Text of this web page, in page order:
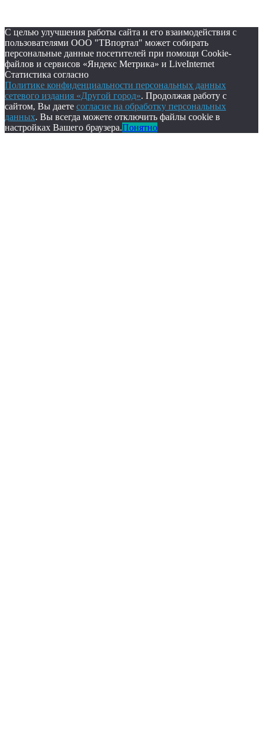
С целью улучшения работы сайта и его взаимодействия с
пользователями ООО "ТВпортал" может собирать
персональные данные посетителей при помощи Cookie-
файлов и сервисов «Яндекс Метрика» и LiveInternet
Статистика согласно
Политике конфиденциальности персональных данных
сетевого издания «Другой город». Продолжая работу с
сайтом, Вы даете согласие на обработку персональных
данных. Вы всегда можете отключить файлы cookie в
настройках Вашего браузера.Понятно